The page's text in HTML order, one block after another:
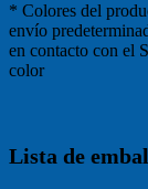
* Colores del
envío
en contacto con el
color
Lista de